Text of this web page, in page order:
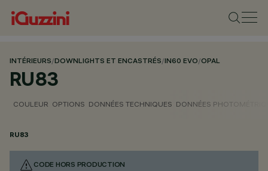
INTÉRIEURS/DOWNLIGHTS ET ENCASTRÉS/IN60 EVO/OPAL
RU83
COULEUR OPTIONS DONNÉES TECHNIQUES DONNÉES
RU83
CODE HORS PRODUCTION